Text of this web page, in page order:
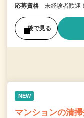
応募資格 未経験者歓迎！
後で見る
NEW
マンションの清